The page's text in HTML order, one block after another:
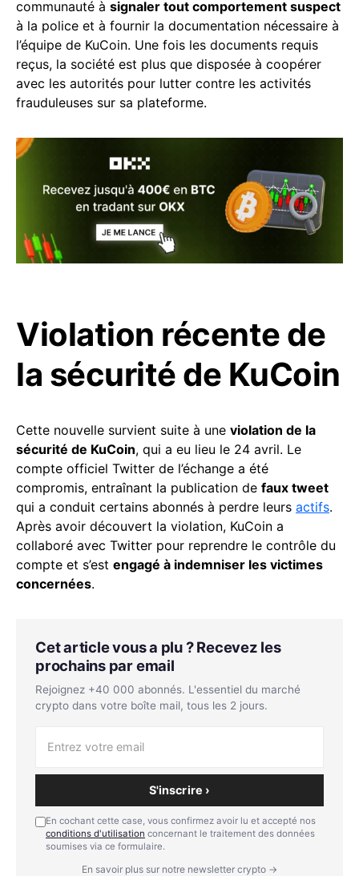
communauté à signaler tout comportement suspect
à la police et à fournir la documentation nécessaire à
l’équipe de KuCoin. Une fois les documents requis
reçus, la société est plus que disposée à coopérer
avec les autorités pour lutter contre les activités
frauduleuses sur sa plateforme.
Violation récente de
la sécurité de KuCoin
Cette nouvelle survient suite à une violation de la
sécurité de KuCoin, qui a eu lieu le 24 avril. Le
compte officiel Twitter de l’échange a été
compromis, entraînant la publication de faux tweet
qui a conduit certains abonnés à perdre leurs actifs.
Après avoir découvert la violation, KuCoin a
collaboré avec Twitter pour reprendre le contrôle du
compte et s’est engagé à indemniser les victimes
concernées.
Cet article vous a plu ? Recevez les
prochains par email
Rejoignez +40 000 abonnés. L'essentiel du marché
crypto dans votre boîte mail, tous les 2 jours.
S'inscrire ›
En cochant cette case, vous confirmez avoir lu et accepté nos
conditions d'utilisation concernant le traitement des données
soumises via ce formulaire.
En savoir plus sur notre newsletter crypto →